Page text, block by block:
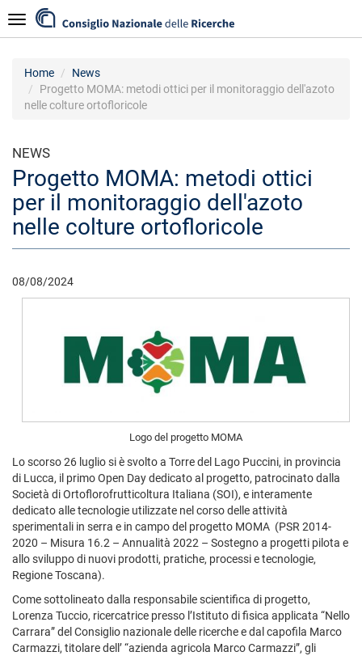
al
contenuto
Navigazione
Home
News
Progetto MOMA: metodi ottici per il monitoraggio dell'azoto
nelle colture ortofloricole
NEWS
Progetto MOMA: metodi ottici
per il monitoraggio dell'azoto
nelle colture ortofloricole
08/08/2024
Logo del progetto MOMA
Lo scorso 26 luglio si è svolto a Torre del Lago Puccini, in provincia
di Lucca, il primo Open Day dedicato al progetto, patrocinato dalla
Società di Ortoflorofrutticoltura Italiana (SOI), e interamente
dedicato alle tecnologie utilizzate nel corso delle attività
sperimentali in serra e in campo del progetto MOMA (PSR 2014-
2020 – Misura 16.2 – Annualità 2022 – Sostegno a progetti pilota e
allo sviluppo di nuovi prodotti, pratiche, processi e tecnologie,
Regione Toscana).
Come sottolineato dalla responsabile scientifica di progetto,
Lorenza Tuccio, ricercatrice presso l’Istituto di fisica applicata “Nello
Carrara” del Consiglio nazionale delle ricerche e dal capofila Marco
Carmazzi, titolare dell’ “azienda agricola Marco Carmazzi”, gli